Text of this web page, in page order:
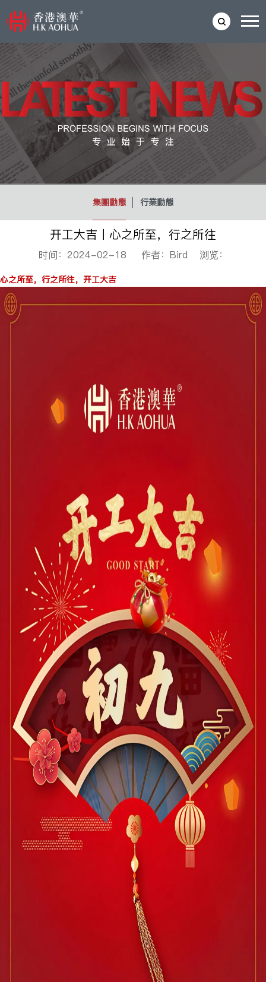
集團動態 行業動態
开工大吉丨心之所至，行之所往
时间：2024-02-18 作者：Bird 浏览：
心之所至，行之所往， 开工大吉